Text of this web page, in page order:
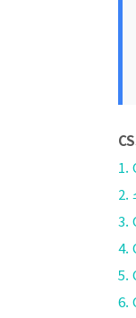
1.
2.
3.
4.
5.
6.